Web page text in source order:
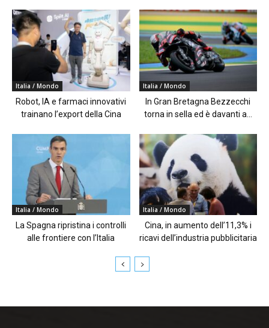
Italia / Mondo
Robot, IA e farmaci innovativi
trainano l’export della Cina
Italia / Mondo
In Gran Bretagna Bezzecchi
torna in sella ed è davanti a...
Italia / Mondo
La Spagna ripristina i controlli
alle frontiere con l’Italia
Italia / Mondo
Cina, in aumento dell’11,3% i
ricavi dell’industria pubblicitaria